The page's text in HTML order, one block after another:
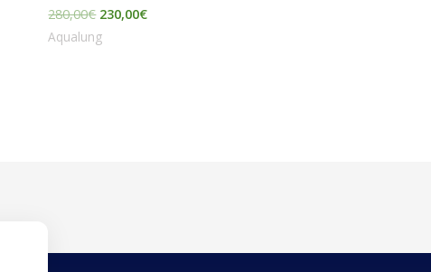
280,00€ 230,00€
Aqualung